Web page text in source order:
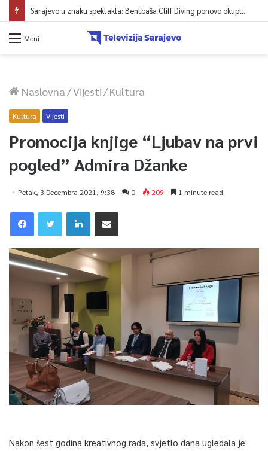
Sarajevo u znaku spektakla: Bentbaša Cliff Diving ponovo okuplja najbolje skakače i vrhunsku zabavu
Meni
Naslovna/Vijesti/Kultura
Kultura Vijesti
Promocija knjige “Ljubav na prvi
pogled” Admira Džanke
Petak, 3 Decembra 2021, 9:38 0 209 1 minute read
Nakon šest godina kreativnog rada, svjetlo dana ugledala je